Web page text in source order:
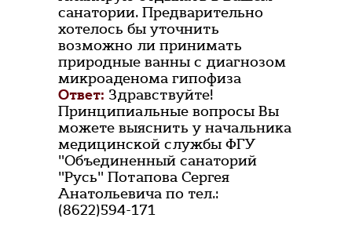
санатории. Предварительно
хотелось бы уточнить
возможно ли принимать
природные ванны с диагнозом
микроаденома гипофиза
Ответ: Здравствуйте!
Принципиальные вопросы Вы
можете выяснить у начальника
медицинской службы ФГУ
"Объединенный санаторий
"Русь" Потапова Сергея
Анатольевича по тел.:
(8622)594-171